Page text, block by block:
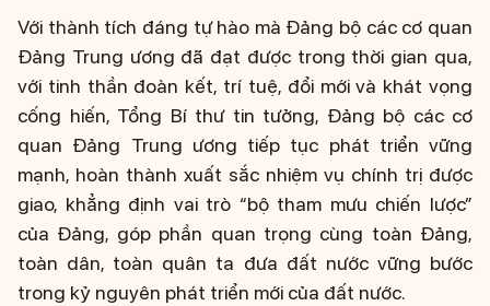
Với thành tích đáng tự hào mà Đảng bộ các cơ quan
Đảng Trung ương đã đạt được trong thời gian qua,
với tinh thần đoàn kết, trí tuệ, đổi mới và khát vọng
cống hiến, Tổng Bí thư tin tưởng, Đảng bộ các cơ
quan Đảng Trung ương tiếp tục phát triển vững
mạnh, hoàn thành xuất sắc nhiệm vụ chính trị được
giao, khẳng định vai trò “bộ tham mưu chiến lược”
của Đảng, góp phần quan trọng cùng toàn Đảng,
toàn dân, toàn quân ta đưa đất nước vững bước
trong kỷ nguyên phát triển mới của đất nước.